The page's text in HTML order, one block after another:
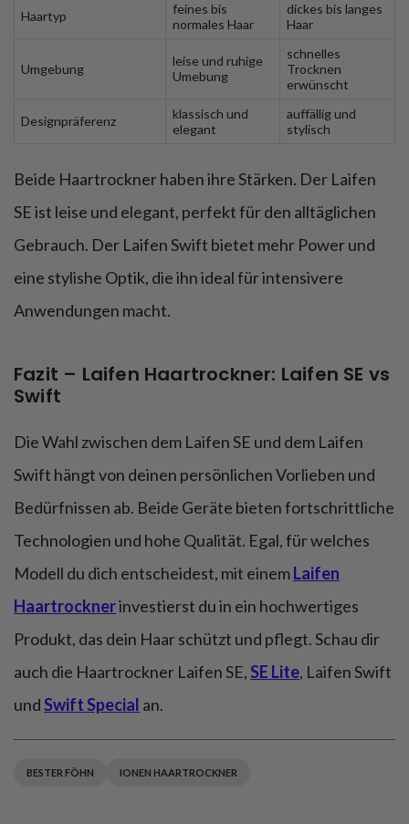
Haartyp
feines bis
normales Haar
dickes bis langes
Haar
Umgebung
leise und ruhige
Umebung
schnelles
Trocknen
erwünscht
Designpräferenz
klassisch und
elegant
auffällig und
stylisch
Beide Haartrockner haben ihre Stärken. Der Laifen
SE ist leise und elegant, perfekt für den alltäglichen
Gebrauch. Der Laifen Swift bietet mehr Power und
eine stylishe Optik, die ihn ideal für intensivere
Anwendungen macht.
Fazit – Laifen Haartrockner: Laifen SE vs
Swift
Die Wahl zwischen dem Laifen SE und dem Laifen
Swift hängt von deinen persönlichen Vorlieben und
Bedürfnissen ab. Beide Geräte bieten fortschrittliche
Technologien und hohe Qualität. Egal, für welches
Modell du dich entscheidest, mit einemLaifen
Haartrocknerinvestierst du in ein hochwertiges
Produkt, das dein Haar schützt und pflegt. Schau dir
auch die Haartrockner Laifen SE,SE Lite, Laifen Swift
undSwift Special an.
BESTER FÖHN IONEN HAARTROCKNER